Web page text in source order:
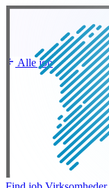
Alle job